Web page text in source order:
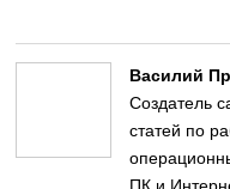
Василий
Создатель
статей по
ПК и